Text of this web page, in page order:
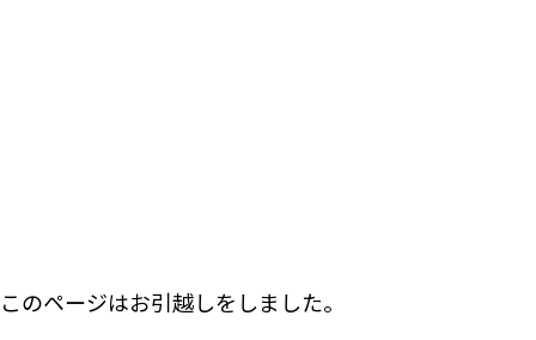
このページはお引越しをしました。